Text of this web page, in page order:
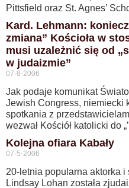
Pittsfield oraz St. Agnes’
Kard. Lehmann:
zmiana” Kościoła w
musi uzależnić się od
w judaizmie”
07-8-2006
Jak podaje komunikat
Jewish Congress, niemiecki
spotkania z
wezwał Kościół katolicki do
Kolejna ofiara Kabały
07-5-2006
20-letnia popularna aktorka
Lindsay Lohan została